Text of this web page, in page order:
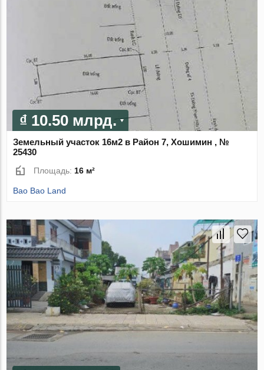
₫ 10.50 млрд.
Земельный участок 16м2 в Район 7, Хошимин , №
25430
Площадь: 16 м²
Bao Bao Land